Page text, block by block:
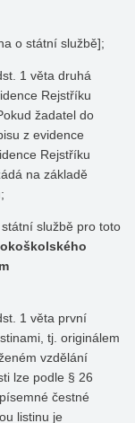
o státní službě];
1 věta druhá
Rejstříku
žadatel do
z evidence
Rejstříku
na základě
službě pro toto
1 věta první
tj. originálem
vzdělání
lze podle § 26
čestné
listinu je